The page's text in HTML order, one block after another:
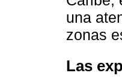
una
zonas
Las